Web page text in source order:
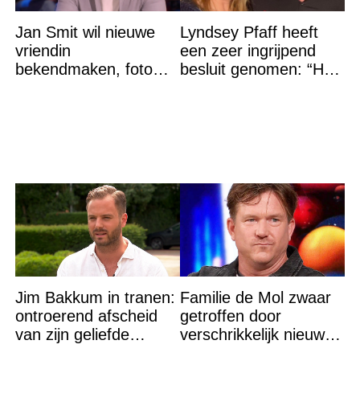
Jan Smit wil nieuwe
vriendin
bekendmaken, foto
Lyndsey Pfaff heeft
een zeer ingrijpend
besluit genomen: “Het
Jim Bakkum in tranen:
ontroerend afscheid
van zijn geliefde
Familie de Mol zwaar
getroffen door
verschrikkelijk nieuws: